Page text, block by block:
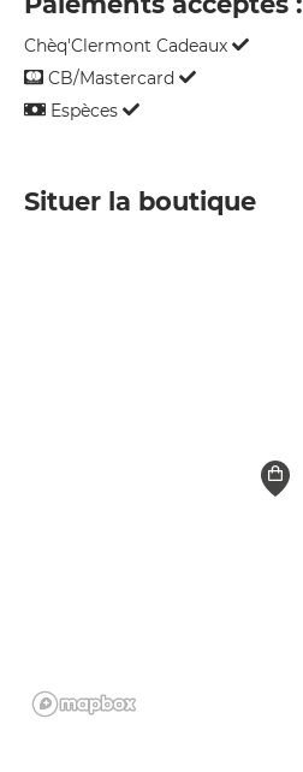
Chèq'Clermont Cadeaux
CB/Mastercard
Espèces
Situer la boutique